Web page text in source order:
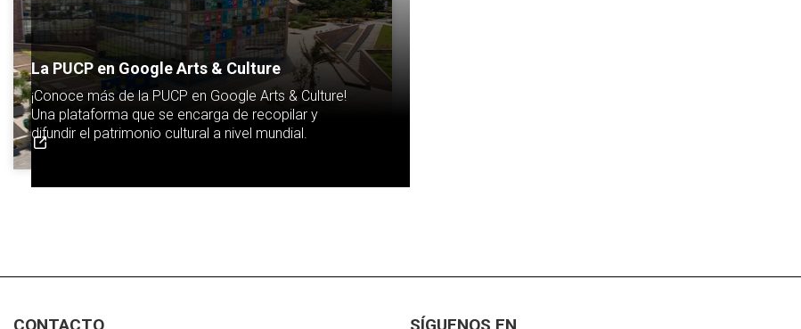
La PUCP en Google Arts & Culture
¡Conoce más de la PUCP en Google Arts & Culture!
Una plataforma que se encarga de recopilar y
difundir el patrimonio cultural a nivel mundial.